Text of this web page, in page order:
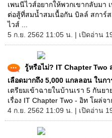
เพนนีไวส์อยากให้พวกเขากลับมา
ต่อสู้ที่สมน้ำสมเนื้อกัน บิลล์ สการ์
ไวส์ ...
5 ก.ย. 2562 11:05 น. | เปิดอ่าน
รู้หรือไม่? IT Chapter Two
เลือดมากถึง 5,000 แกลลอน ในกา
เตรียมเข้าฉายในบ้านเรา 5 กันย
เรื่อง IT Chapter Two - อิท โผล่จา
4 ก.ย. 2562 11:09 น. | เปิดอ่าน